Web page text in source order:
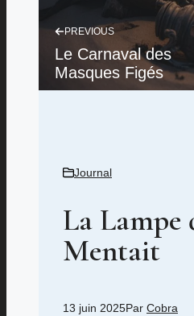
PREVIOUS
Le Carnaval des
Masques Figés
Journal
La Lampe
Mentait
13 juin 2025Par Cobra